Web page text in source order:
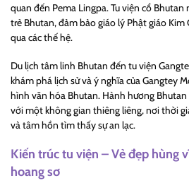
quan đến Pema Lingpa. Tu viện cổ
trẻ Bhutan, đảm bảo giáo lý Phật giáo
qua các thế hệ.
Du lịch tâm linh Bhutan đến tu viện
khám phá lịch sử và ý nghĩa của Gangtey
hình văn hóa Bhutan. Hành hương
với một không gian thiêng liêng, nơi thời
và tâm hồn tìm thấy sự an lạc.
Kiến trúc tu viện – Vẻ đẹp hùng
hoang sơ